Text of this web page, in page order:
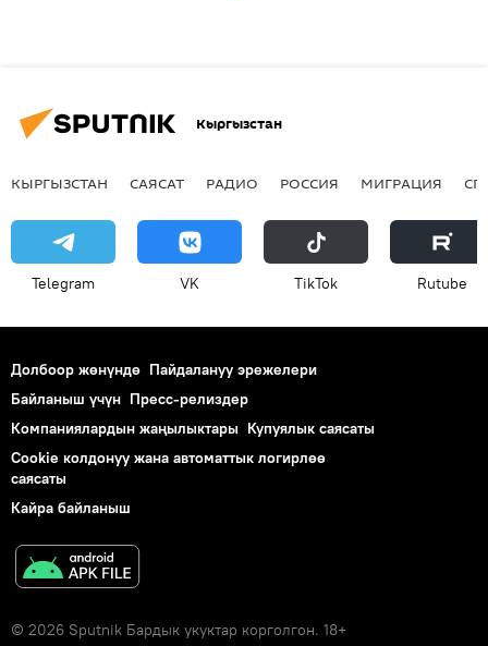
Кыргызстан
КЫРГЫЗСТАН САЯСАТ РАДИО РОССИЯ МИГРАЦИЯ
Telegram VK ТikТоk Rutube
Долбоор жөнүндө Пайдалануу эрежелери
Байланыш үчүн Пресс-релиздер
Компаниялардын жаңылыктары Купуялык саясаты
Cookie колдонуу жана автоматтык логирлөө
саясаты
Кайра байланыш
© 2026 Sputnik Бардык укуктар корголгон. 18+